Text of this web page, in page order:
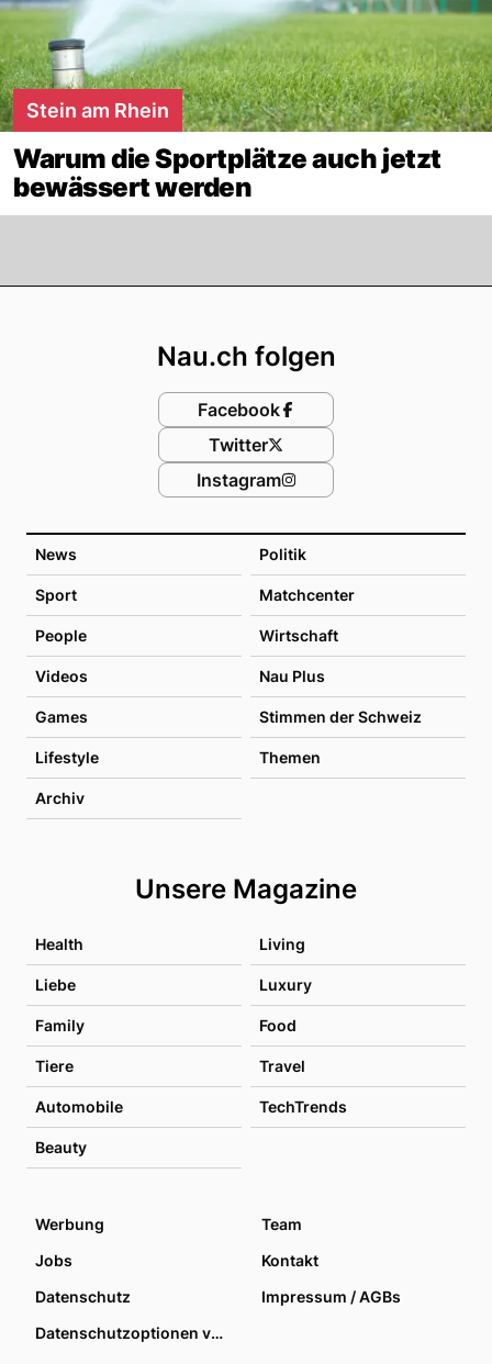
Stein am Rhein
Warum die Sportplätze auch jetzt
bewässert werden
News Politik
Sport Matchcenter
People Wirtschaft
Videos Nau Plus
Games Stimmen der Schweiz
Lifestyle Themen
Archiv
Unsere Magazine
Health Living
Liebe Luxury
Family Food
Tiere Travel
Automobile TechTrends
Beauty
Nau.ch folgen
Facebook
Twitter
Instagram
Werbung
Team
Jobs
Kontakt
Datenschutz
Impressum / AGBs
Datenschutzoptionen verwalten